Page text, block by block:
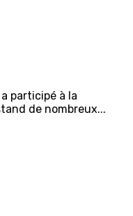
participé à la
de nombreux...